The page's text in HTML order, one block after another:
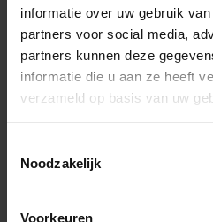
informatie over uw gebruik
partners voor social media,
partners kunnen deze
informatie die u aan ze heeft
verzameld op basis van uw
Noodzakelijk
Voorkeuren
Verzendpartner:
Tracking: Volg je
trace-code.
Internationale
DPD, UPS of DHL Express)